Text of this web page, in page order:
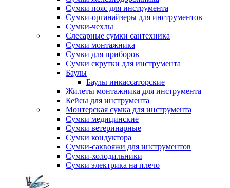
Сумки пояс для инструмента
Сумки-органайзеры для инструментов
Сумки-чехлы
Слесарные сумки сантехника
Сумки монтажника
Сумки для приборов
Сумки скрутки для инструмента
Баулы
Баулы инкассаторские
Жилеты монтажника для инструмента
Кейсы для инструмента
Монтерская сумка для инструмента
Сумки медицинские
Сумки ветеринарные
Сумки кондуктора
Сумки-саквояжи для инструментов
Сумки-холодильники
Сумки электрика на плечо